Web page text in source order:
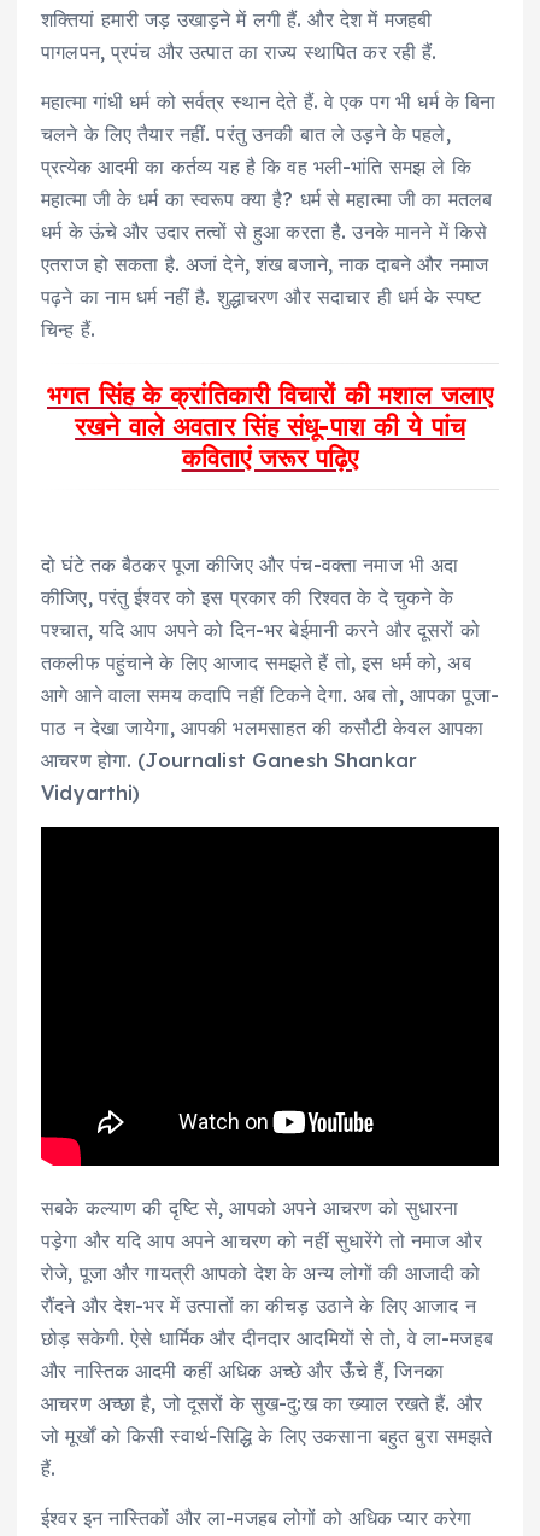
शक्तियां हमारी जड़ उखाड़ने में लगी हैं. और देश में मजहबी
पागलपन, प्रपंच और उत्‍पात का राज्‍य स्‍थापित कर रही हैं.
महात्‍मा गांधी धर्म को सर्वत्र स्‍थान देते हैं. वे एक पग भी धर्म के बिना
चलने के लिए तैयार नहीं. परंतु उनकी बात ले उड़ने के पहले,
प्रत्‍येक आदमी का कर्तव्‍य यह है कि वह भली-भांति समझ ले कि
महात्‍मा जी के धर्म का स्‍वरूप क्‍या है? धर्म से महात्‍मा जी का मतलब
धर्म के ऊंचे और उदार तत्‍वों से हुआ करता है. उनके मानने में किसे
एतराज हो सकता है. अजां देने, शंख बजाने, नाक दाबने और नमाज
पढ़ने का नाम धर्म नहीं है. शुद्धाचरण और सदाचार ही धर्म के स्‍पष्‍ट
चिन्‍ह हैं.
भगत सिंह के क्रांतिकारी विचारों की मशाल जलाए
रखने वाले अवतार सिंह संधू-पाश की ये पांच
कविताएं जरूर पढ़िए
दो घंटे तक बैठकर पूजा कीजिए और पंच-वक्‍ता नमाज भी अदा
कीजिए, परंतु ईश्‍वर को इस प्रकार की रिश्‍वत के दे चुकने के
पश्‍चात, यदि आप अपने को दिन-भर बेईमानी करने और दूसरों को
तकलीफ पहुंचाने के लिए आजाद समझते हैं तो, इस धर्म को, अब
आगे आने वाला समय कदापि नहीं टिकने देगा. अब तो, आपका पूजा-
पाठ न देखा जायेगा, आपकी भलमसाहत की कसौटी केवल आपका
आचरण होगा. (Journalist Ganesh Shankar
Vidyarthi)
सबके कल्‍याण की दृष्टि से, आपको अपने आचरण को सुधारना
पड़ेगा और यदि आप अपने आचरण को नहीं सुधारेंगे तो नमाज और
रोजे, पूजा और गायत्री आपको देश के अन्‍य लोगों की आजादी को
रौंदने और देश-भर में उत्‍पातों का कीचड़ उठाने के लिए आजाद न
छोड़ सकेगी. ऐसे धार्मिक और दीनदार आदमियों से तो, वे ला-मजहब
और नास्तिक आदमी कहीं अधिक अच्‍छे और ऊँंचे हैं, जिनका
आचरण अच्‍छा है, जो दूसरों के सुख-दु:ख का ख्याल रखते हैं. और
जो मूर्खों को किसी स्‍वार्थ-सिद्धि के लिए उकसाना बहुत बुरा समझते
हैं.
ईश्‍वर इन नास्तिकों और ला-मजहब लोगों को अधिक प्‍यार करेगा